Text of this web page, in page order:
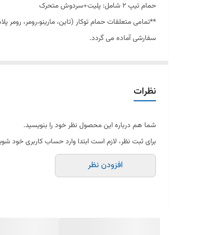
حمام تیپ ٢ شامل: پلیت+سردوش متحرک
**تمامی متعلقات حمام توکار (تاین،
سفارشی آماده می گردد.
نظرات
شما هم درباره این محصول نظر خود را بنویسید.
برای ثبت نظر، لازم است ابتدا وارد حساب کاربری خود
افزودن نظر